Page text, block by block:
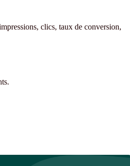
clics, taux de conversion,